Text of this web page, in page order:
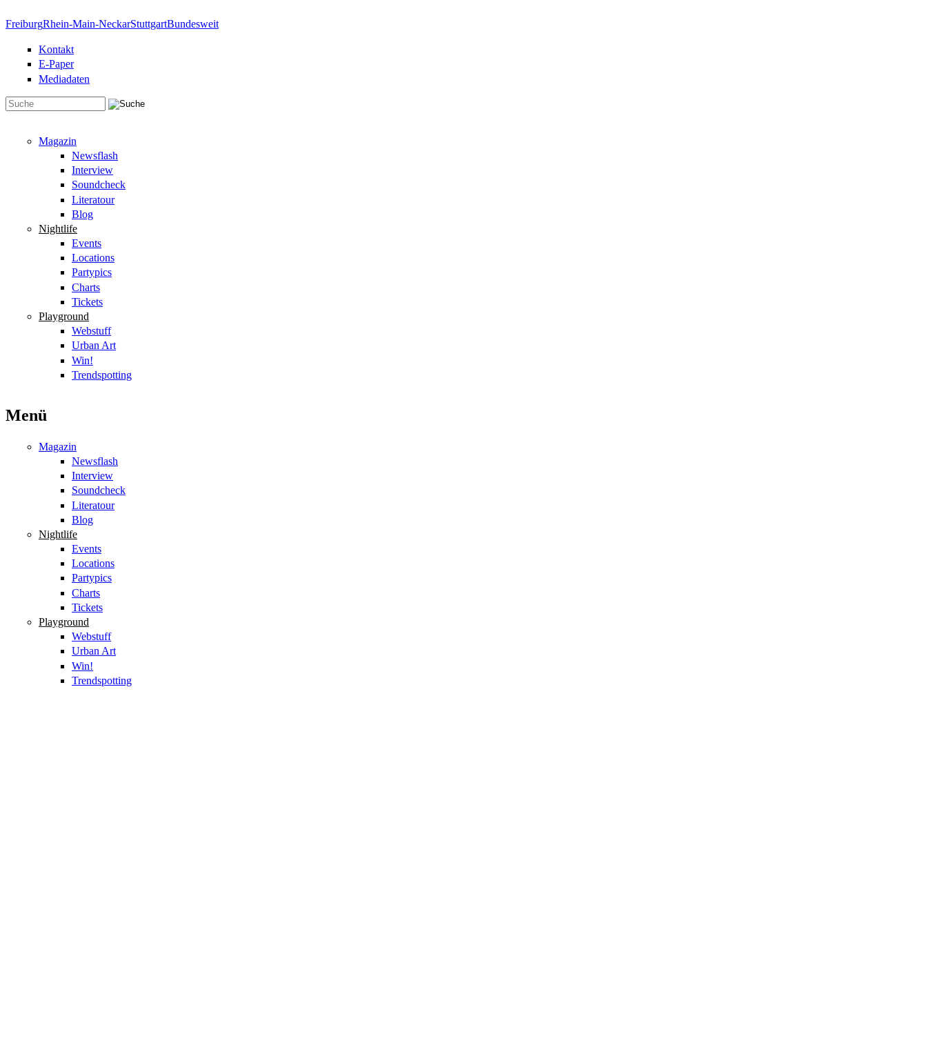
FreiburgRhein-Main-NeckarStuttgartBundesweit
Kontakt
E-Paper
Mediadaten
Magazin
Newsflash
Interview
Soundcheck
Literatour
Blog
Nightlife
Events
Locations
Partypics
Charts
Tickets
Playground
Webstuff
Urban Art
Win!
Trendspotting
Menü
Magazin
Newsflash
Interview
Soundcheck
Literatour
Blog
Nightlife
Events
Locations
Partypics
Charts
Tickets
Playground
Webstuff
Urban Art
Win!
Trendspotting